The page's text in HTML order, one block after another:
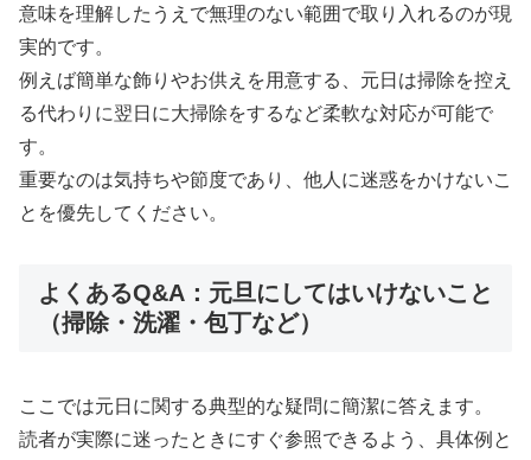
意味を理解したうえで無理のない範囲で取り入れるのが現
実的です。
例えば簡単な飾りやお供えを用意する、元日は掃除を控え
る代わりに翌日に大掃除をするなど柔軟な対応が可能で
す。
重要なのは気持ちや節度であり、他人に迷惑をかけないこ
とを優先してください。
よくあるQ&A：元旦にしてはいけないこと
（掃除・洗濯・包丁など）
ここでは元日に関する典型的な疑問に簡潔に答えます。
読者が実際に迷ったときにすぐ参照できるよう、具体例と